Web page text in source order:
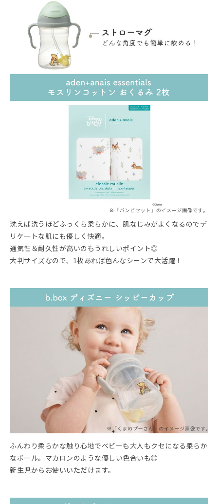
洗えば洗うほどふっくら柔らかに、肌なじみがよくなるのでデ
リケートな肌にも優しく快適。
通気性＆耐久性が高いのもうれしいポイント◎
大判サイズなので、1枚あれば色んなシーンで大活躍！
ふんわり柔らかな触り心地でベビーも大人もクセになる柔らか
なボール。マカロンのような優しい色合いも◎
新生児からお使いいただけます。